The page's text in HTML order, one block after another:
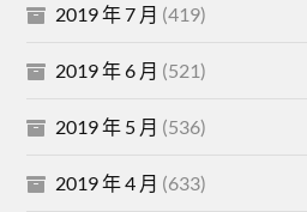
2019 年 7 月 (419)
2019 年 6 月 (521)
2019 年 5 月 (536)
2019 年 4 月 (633)